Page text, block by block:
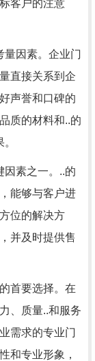
客户的注意
量因素。企业门
直接关系到企
声誉和口碑的
质的材料和..的
因素之一。..的
能够与客户进
位的解决方
并及时提供售
首要选择。在
、质量..和服务
需求的专业门
和专业形象，